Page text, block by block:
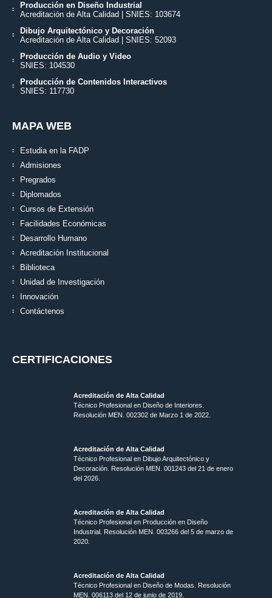
Producción en Diseño Industrial
Acreditación de Alta Calidad | SNIES: 103674
Dibujo Arquitectónico y Decoración
Acreditación de Alta Calidad | SNIES: 52093
Producción de Audio y Video
SNIES: 104530
Producción de Contenidos Interactivos
SNIES: 117730
MAPA WEB
Estudia en la FADP
Admisiones
Pregrados
Diplomados
Cursos de Extensión
Facilidades Económicas
Desarrollo Humano
Acreditación Institucional
Biblioteca
Unidad de Investigación
Innovación
Contáctenos
CERTIFICACIONES
Acreditación de Alta Calidad
Técnico Profesional en Diseño de Interiores.
Resolución MEN. 002302 de Marzo 1 de 2022.
Acreditación de Alta Calidad
Técnico Profesional en Dibujo Arquitectónico y
Decoración. Resolución MEN. 001243 del 21 de enero
del 2026.
Acreditación de Alta Calidad
Técnico Profesional en Producción en Diseño
Industrial. Resolución MEN. 003266 del 5 de marzo de
2020.
Acreditación de Alta Calidad
Técnico Profesional en Diseño de Modas. Resolución
MEN. 006113 del 12 de junio de 2019.